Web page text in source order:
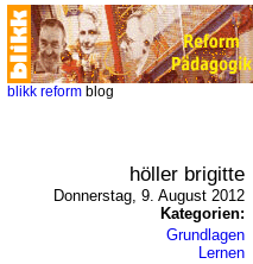
blikk reform blog
höller brigitte
Donnerstag, 9. August 2012
Kategorien:
Grundlagen
Lernen